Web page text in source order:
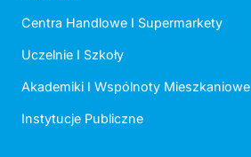
Centra Handlowe I Supermarkety
Uczelnie I Szkoły
Akademiki I Wspólnoty Mieszkaniowe
Instytucje Publiczne